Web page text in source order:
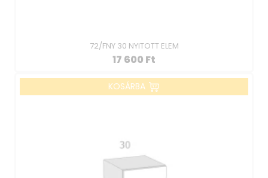
72/FNY 30 NYITOTT ELEM
17 600 Ft
KOSÁRBA